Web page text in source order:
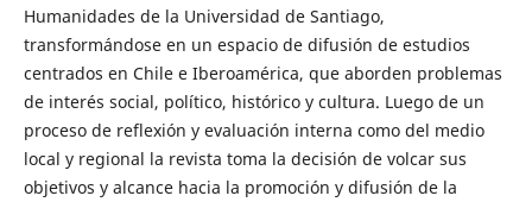
Humanidades de la Universidad de Santiago,
transformándose en un espacio de difusión de estudios
centrados en Chile e Iberoamérica, que aborden problemas
de interés social, político, histórico y cultura. Luego de un
proceso de reflexión y evaluación interna como del medio
local y regional la revista toma la decisión de volcar sus
objetivos y alcance hacia la promoción y difusión de la